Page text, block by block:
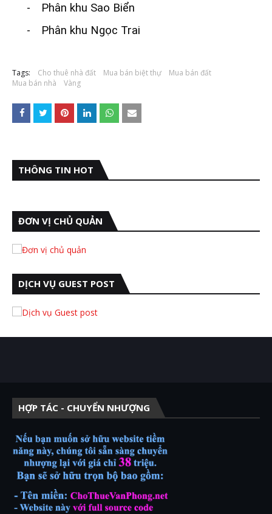
-
Phân khu Sao Biển
-
Phân khu Ngọc Trai
Tags: Cho thuê nhà đất Mua bán biệt thự
Mua bán đất
Mua bán nhà
Vàng
THÔNG TIN HOT
ĐƠN VỊ CHỦ QUẢN
DỊCH VỤ GUEST POST
HỢP TÁC - CHUYỂN NHƯỢNG